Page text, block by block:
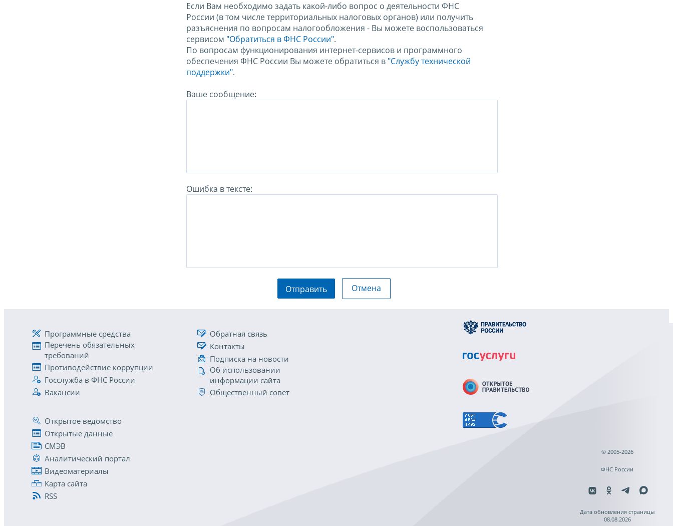
Если Вам необходимо задать какой-либо вопрос о деятельности ФНС
России (в том числе территориальных налоговых органов) или получить
разъяснения по вопросам налогообложения - Вы можете воспользоваться
сервисом "Обратиться в ФНС России".
По вопросам функционирования интернет-сервисов и программного
обеспечения ФНС России Вы можете обратиться в "Службу технической
поддержки".
Ваше сообщение:
Ошибка в тексте:
Отправить Отмена
Программные средства
Перечень обязательных
требований
Противодействие коррупции
Госслужба в ФНС России
Вакансии
Обратная связь
Контакты
Подписка на новости
Об использовании
информации сайта
Общественный совет
Открытое ведомство
Открытые данные
СМЭВ
Аналитический портал
Видеоматериалы
Карта сайта
RSS
© 2005-2026
ФНС России
Дата обновления страницы
08.08.2026